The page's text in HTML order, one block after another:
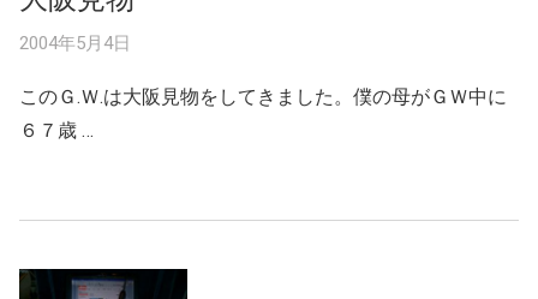
2004年5月4日
このＧ.Ｗ.は大阪見物をしてきました。僕の母がＧＷ中に
６７歳 …